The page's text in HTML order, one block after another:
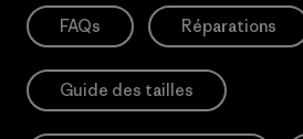
FAQs Réparations
Guide des tailles